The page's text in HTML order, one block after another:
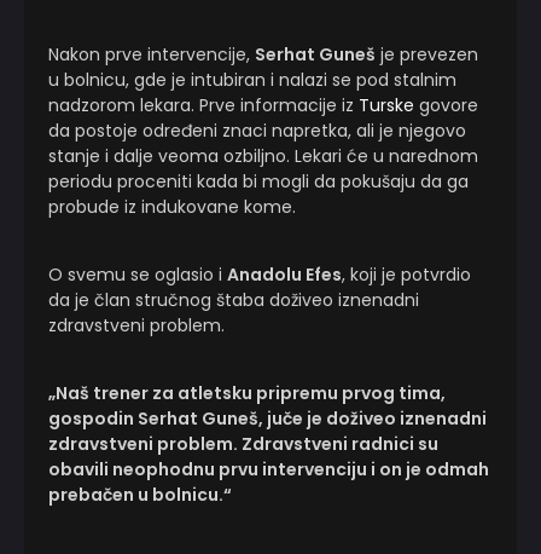
Nakon prve intervencije, Serhat Guneš je prevezen
u bolnicu, gde je intubiran i nalazi se pod stalnim
nadzorom lekara. Prve informacije iz Turske govore
da postoje određeni znaci napretka, ali je njegovo
stanje i dalje veoma ozbiljno. Lekari će u narednom
periodu proceniti kada bi mogli da pokušaju da ga
probude iz indukovane kome.
O svemu se oglasio i Anadolu Efes, koji je potvrdio
da je član stručnog štaba doživeo iznenadni
zdravstveni problem.
„Naš trener za atletsku pripremu prvog tima,
gospodin Serhat Guneš, juče je doživeo iznenadni
zdravstveni problem. Zdravstveni radnici su
obavili neophodnu prvu intervenciju i on je odmah
prebačen u bolnicu.“